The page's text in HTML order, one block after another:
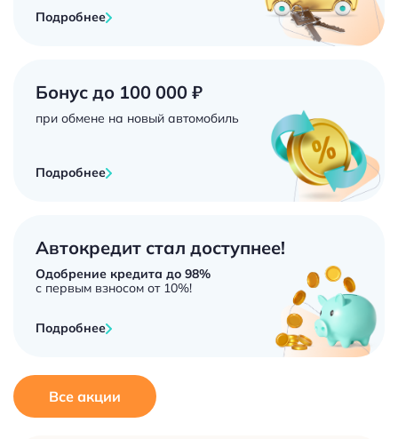
Подробнее
Бонус до 100 000 ₽
при обмене на новый автомобиль
Подробнее
Автокредит стал доступнее!
Одобрение кредита до 98%
с первым взносом от 10%!
Подробнее
Все акции